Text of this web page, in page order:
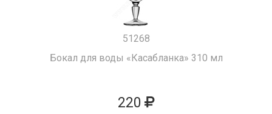
51268
Бокал для воды «Касабланка» 310 мл
220